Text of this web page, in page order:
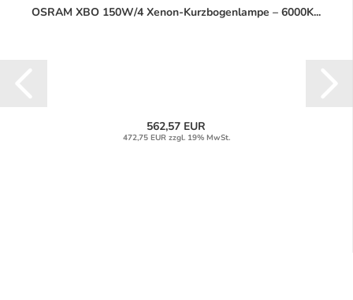
OSRAM XBO 150W/4 Xenon-Kurzbogenlampe – 6000K...
562,57 EUR
472,75 EUR zzgl. 19% MwSt.